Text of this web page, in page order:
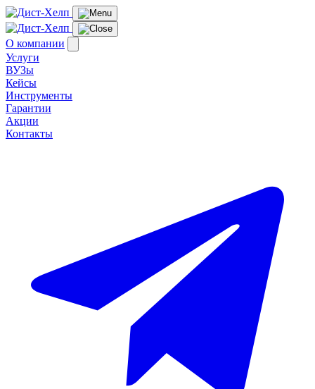
О компании
Услуги
ВУЗы
Кейсы
Инструменты
Гарантии
Акции
Контакты